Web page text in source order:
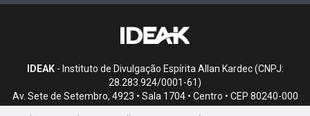
IDEAK- Instituto de Divulgação Espírita Allan Kardec (CNPJ:
28.283.924/0001-61)
Av. Sete de Setembro, 4923 • Sala 1704 • Centro • CEP 80240-000